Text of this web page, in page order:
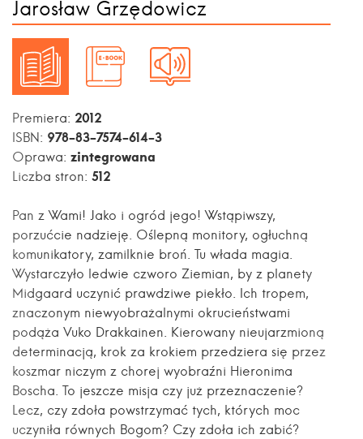
Jarosław Grzędowicz
Premiera: 2012
ISBN: 978-83-7574-614-3
Oprawa: zintegrowana
Liczba stron: 512
Pan z Wami! Jako i ogród jego! Wstąpiwszy,
porzućcie nadzieję. Oślepną monitory, ogłuchną
komunikatory, zamilknie broń. Tu włada magia.
Wystarczyło ledwie czworo Ziemian, by z planety
Midgaard uczynić prawdziwe piekło. Ich tropem,
znaczonym niewyobrażalnymi okrucieństwami
podąża Vuko Drakkainen. Kierowany nieujarzmioną
determinacją, krok za krokiem przedziera się przez
koszmar niczym z chorej wyobraźni Hieronima
Boscha. To jeszcze misja czy już przeznaczenie?
Lecz, czy zdoła powstrzymać tych, których moc
uczyniła równych Bogom? Czy zdoła ich zabić?